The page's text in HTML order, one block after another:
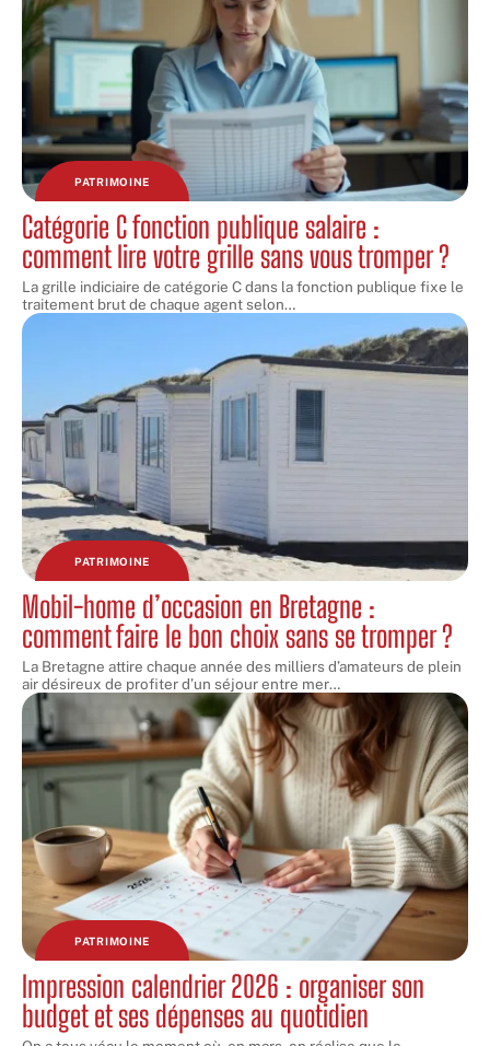
PATRIMOINE
Catégorie C fonction publique salaire :
comment lire votre grille sans vous tromper ?
La grille indiciaire de catégorie C dans la fonction publique fixe le
traitement brut de chaque agent selon…
PATRIMOINE
Mobil-home d’occasion en Bretagne :
comment faire le bon choix sans se tromper ?
La Bretagne attire chaque année des milliers d’amateurs de plein
air désireux de profiter d’un séjour entre mer…
PATRIMOINE
Impression calendrier 2026 : organiser son
budget et ses dépenses au quotidien